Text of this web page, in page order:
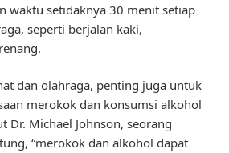
waktu setidaknya 30 menit setiap
seperti berjalan kaki,
dan olahraga, penting juga untuk
merokok dan konsumsi alkohol
Dr. Michael Johnson, seorang
“merokok dan alkohol dapat